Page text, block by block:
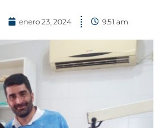
enero 23, 2024 9:51 am